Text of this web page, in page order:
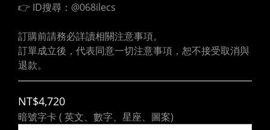
👉 ID搜尋：@068ilecs
訂購前請務必詳讀相關注意事項。
訂單成立後，代表同意一切注意事項，恕不接受取消與
退款。
NT$4,720
暗號字卡 ( 英文、數字、星座、圖案)